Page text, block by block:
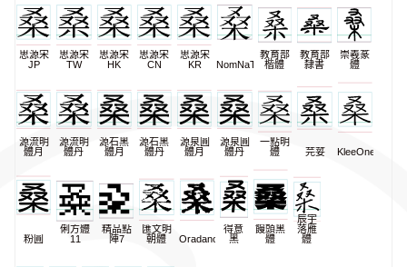
思源宋
JP
思源宋
TW
思源宋
HK
思源宋
CN
思源宋
KR
NomNaTong
教育部
楷體
教育部
隸書
崇羲篆
體
源流明
體月
源流明
體丹
源石黑
體月
源石黑
體丹
源泉圓
體月
源泉圓
體丹
一點明
體
芫荽 KleeOne
粉圓
俐方體
11
精品點
陣7
匯文明
朝體
Oradano
得意
黑
饅頭黑
體
辰宇
落雁
體